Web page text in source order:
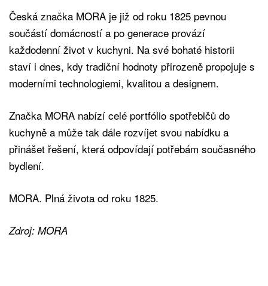
Česká značka MORA je již od roku 1825 pevnou
součástí domácností a po generace provází
každodenní život v kuchyni. Na své bohaté historii
staví i dnes, kdy tradiční hodnoty přirozeně propojuje s
moderními technologiemi, kvalitou a designem.
Značka MORA nabízí celé portfólio spotřebičů do
kuchyně a může tak dále rozvíjet svou nabídku a
přinášet řešení, která odpovídají potřebám současného
bydlení.
MORA. Plná života od roku 1825.
Zdroj: MORA